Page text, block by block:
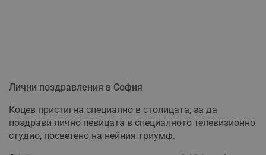
Лични поздравления в София
Коцев пристигна специално в столицата, за да
поздрави лично певицата в специалното телевизионно
студио, посветено на нейния триумф.